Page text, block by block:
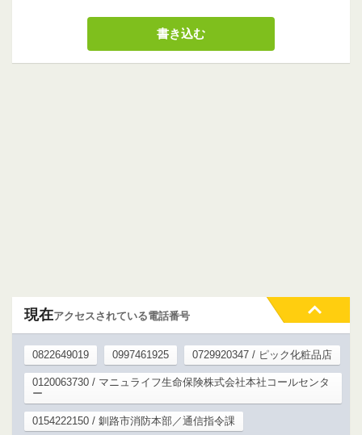
現在アクセスされている電話番号
0822649019 0997461925 0729920347 / ピック化粧品店
0120063730 / マニュライフ生命保険株式会社本社コールセンタ
ー
0154222150 / 釧路市消防本部／通信指令課